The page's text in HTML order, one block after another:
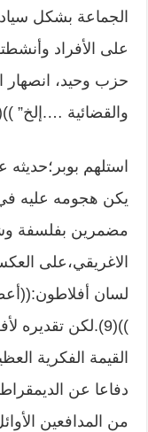
الجماعة بشكل
على الأفراد
حزب وحيد، انصهار
والقضائية ….إلخ”
استلهم بوبر؛حديثه
يكن هجومه عليه في
مضمرين بفلسفة
الاغريقي،على
لسان
))(9).لكن تقديره
القيمة الفكرية
دفاعا عن
من المدافعين